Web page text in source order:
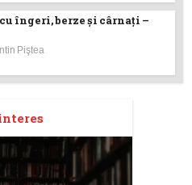
îngeri, berze şi cârnaţi –
Piştea